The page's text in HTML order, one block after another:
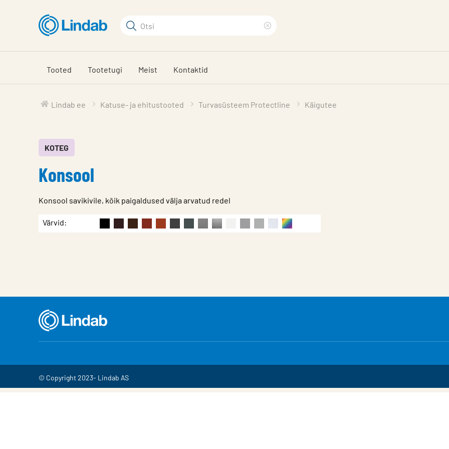
Otsi
search
Tooted Tootetugi Meist Kontaktid
Lindab ee Katuse- ja ehitustooted Turvasüsteem Protectline Käigutee
KOTEG
Konsool
Konsool savikivile, kõik paigaldused välja arvatud redel
Iseloomulik Väärtus
Värvid
© Copyright 2023- Lindab AS